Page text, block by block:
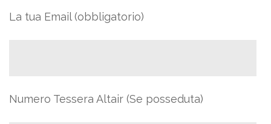
La tua Email (obbligatorio)
Numero Tessera Altair (Se posseduta)